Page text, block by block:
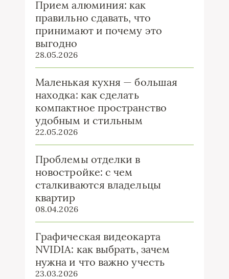
Прием алюминия: как
правильно сдавать, что
принимают и почему это
выгодно
28.05.2026
Маленькая кухня — большая
находка: как сделать
компактное пространство
удобным и стильным
22.05.2026
Проблемы отделки в
новостройке: с чем
сталкиваются владельцы
квартир
08.04.2026
Графическая видеокарта
NVIDIA: как выбрать, зачем
нужна и что важно учесть
23.03.2026